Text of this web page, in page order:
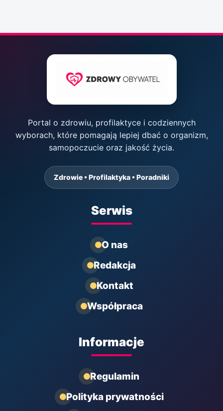
Portal o zdrowiu, profilaktyce i codziennych
wyborach, które pomagają lepiej dbać o organizm,
samopoczucie oraz jakość życia.
Zdrowie • Profilaktyka • Poradniki
Serwis
O nas
Redakcja
Kontakt
Współpraca
Informacje
Regulamin
Polityka prywatności